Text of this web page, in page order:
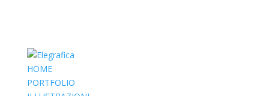
HOME
PORTFOLIO